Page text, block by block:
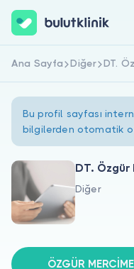
Hakkımızda
Doktorlar için
Hemen Kaydol
Ana Sayfa Diğer DT.
Bu profil sayfası
bilgilerden otomatik
DT. Özgür
Diğer
ÖZGÜR